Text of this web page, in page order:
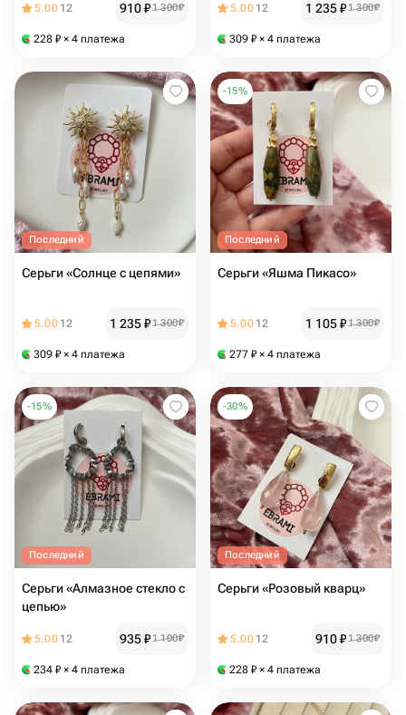
5.00 12 910₽1 300₽
228 ₽ × 4 платежа
5.00 12 1 235₽1 300₽
309 ₽ × 4 платежа
Последний
Серьги «Солнце с цепями»
5.00 12 1 235₽1 300₽
309 ₽ × 4 платежа
-15%
Последний
Серьги «Яшма Пикасо»
5.00 12 1 105₽1 300₽
277 ₽ × 4 платежа
-15%
Последний
Серьги «Алмазное стекло с
цепью»
5.00 12 935₽1 100₽
234 ₽ × 4 платежа
-30%
Последний
Серьги «Розовый кварц»
5.00 12 910₽1 300₽
228 ₽ × 4 платежа